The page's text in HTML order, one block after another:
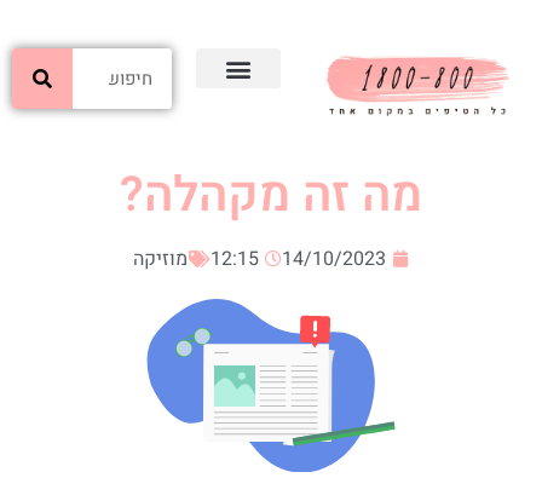
מה זה מקהלה?
14/10/2023
12:15 מוזיקה